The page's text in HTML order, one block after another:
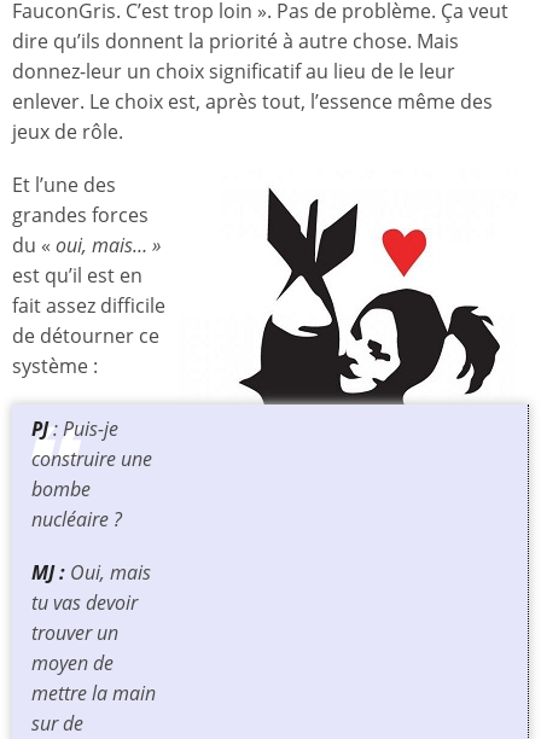
FauconGris. C’est trop loin ». Pas de problème. Ça veut
dire qu’ils donnent la priorité à autre chose. Mais
donnez-leur un choix significatif au lieu de le leur
enlever. Le choix est, après tout, l’essence même des
jeux de rôle.
Et l’une des
grandes forces
du « oui, mais… »
est qu’il est en
fait assez difficile
de détourner ce
système :
PJ: Puis-je
construire une
bombe
nucléaire ?
MJ : Oui, mais
tu vas devoir
trouver un
moyen de
mettre la main
sur de